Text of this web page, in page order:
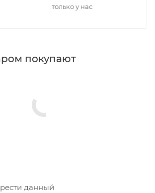
только у нас
покупают
данный